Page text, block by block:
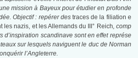
mission à Bayeux pour étudier en profonde
Objectif : repérer des traces de la filiation e
les nazis, et les Allemands du III° Reich, comp
d’inspiration scandinave sont en effet représe
sur lesquels naviguent le duc de Norman
l’Angleterre.